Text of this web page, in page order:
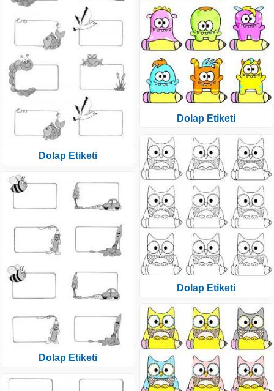
Dolap Etiketi
Dolap Etiketi
Dolap Etiketi
Dolap Etiketi